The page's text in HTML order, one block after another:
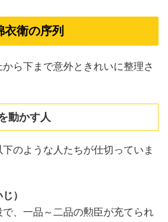
衛の序列
ら下まで意外ときれいに整理さ
動かす人
のような人たちが仕切っていま
）
、一品～二品の勲臣が充てられ